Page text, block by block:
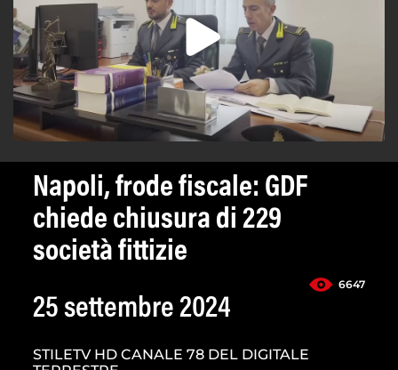
Napoli, frode fiscale: GDF
chiede chiusura di 229
società fittizie
6647
25 settembre 2024
STILETV HD CANALE 78 DEL DIGITALE